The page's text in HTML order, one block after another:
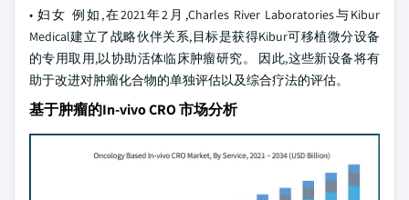
• 妇女 例如,在2021年2月,Charles River Laboratories与Kibur
Medical建立了战略伙伴关系,目标是获得Kibur可移植微分设备
的专用取用,以协助活体临床肿瘤研究。 因此,这些新设备将有
助于改进对肿瘤化合物的单独评估以及综合疗法的评估。
基于肿瘤的In-vivo CRO 市场分析